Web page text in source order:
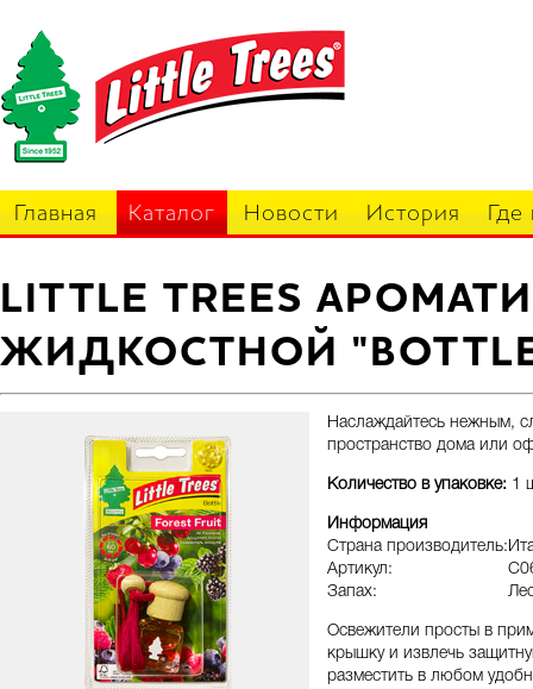
Главная Каталог Новости История Где
LITTLE TREES
ЖИДКОСТНОЙ
Наслаждайтесь нежным,
пространство дома или
Количество в упаковке: 1
Информация
Страна производитель:
Артикул:
Запах:
Освежители просты в
крышку и извлечь
разместить в любом